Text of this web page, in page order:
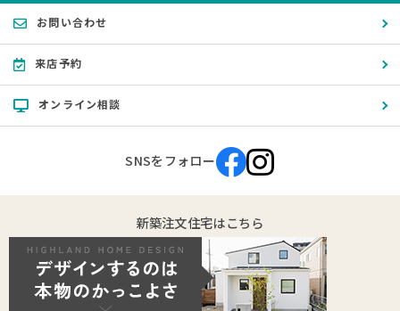
お問い合わせ
来店予約
オンライン相談
SNSをフォロー
新築注文住宅はこちら